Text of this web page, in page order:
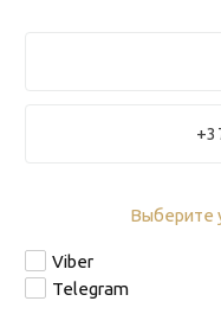
Выберите
Viber
Telegram